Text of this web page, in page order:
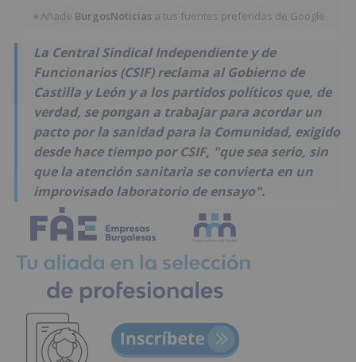
★Añade BurgosNoticias a tus fuentes preferidas de Google
La Central Sindical Independiente y de
Funcionarios (CSIF) reclama al Gobierno de
Castilla y León y a los partidos políticos que, de
verdad, se pongan a trabajar para acordar un
pacto por la sanidad para la Comunidad, exigido
desde hace tiempo por CSIF, "que sea serio, sin
que la atención sanitaria se convierta en un
improvisado laboratorio de ensayo".